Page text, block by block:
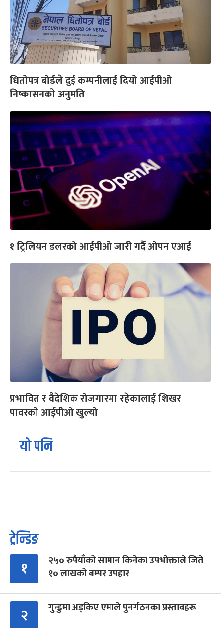
धितोपत्र बोर्डले दुई कम्पनीलाई दियो आईपीओ
निष्कासनको अनुमति
१ ट्रिलियन डलरको आईपीओ जारी गर्दै ओपन एआई
प्रभावित र वैदेशिक रोजगारमा रहेकालाई शिखर
पावरको आईपीओ खुल्यो
यो पनि
ट्रेन्डिङ
१
२५० रुपैयाँको सामान किनेका उपभोक्ताले जिते
१० लाखको बम्पर उपहार
२ गुन्डुमा अड्किए एमाले पुनर्गठनका प्रस्तावहरू